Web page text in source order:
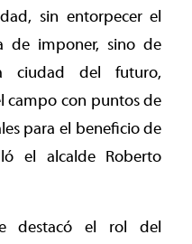
sin entorpecer el
de imponer, sino de
ciudad del futuro,
campo con puntos de
para el beneficio de
el alcalde Roberto
destacó el rol del